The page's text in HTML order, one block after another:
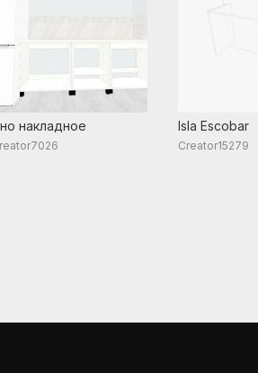
накладное Isla Escobar
Creator15279